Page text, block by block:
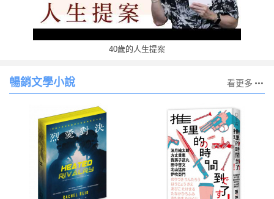
40歲的人生提案
暢銷文學小說 看更多